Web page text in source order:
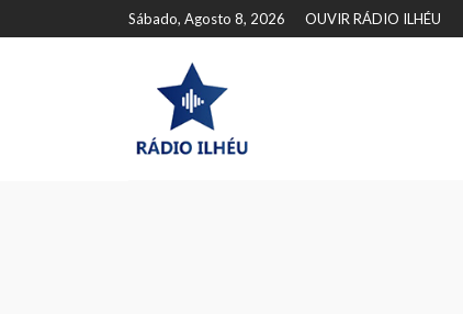
Sábado, Agosto 8, 2026 OUVIR RÁDIO ILHÉU